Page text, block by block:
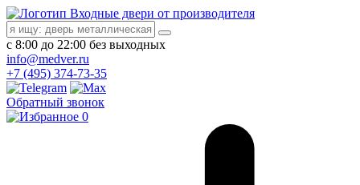
Входные двери от производителя
с 8:00 до 22:00 без выходных
info@medver.ru
+7 (495) 374-73-35
Обратный звонок
0